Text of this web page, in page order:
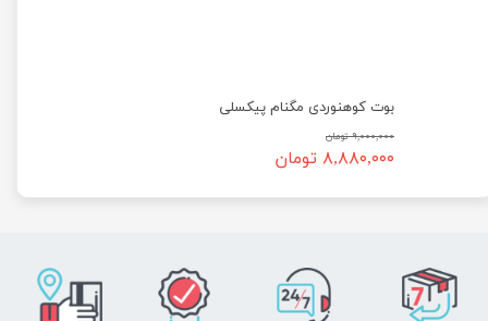
بوت کوهنوردی مگنام پیکسلی
۹,۰۰۰,۰۰۰ تومان
۸,۸۸۰,۰۰۰ تومان